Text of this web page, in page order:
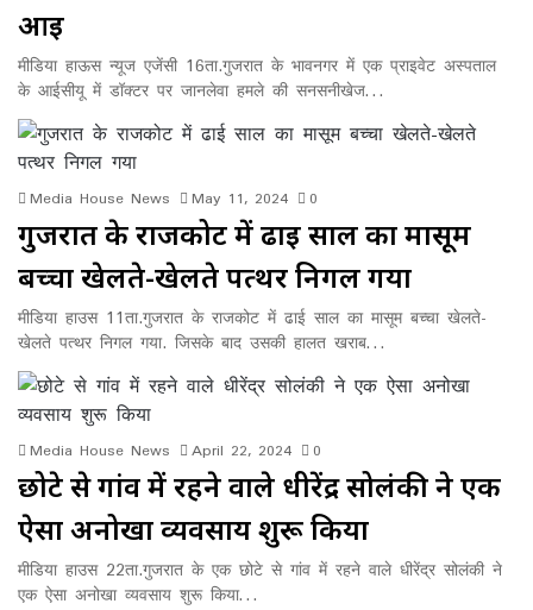
आई
मीडिया हाऊस न्यूज एजेंसी 16ता.गुजरात के भावनगर में एक प्राइवेट अस्पताल
के आईसीयू में डॉक्टर पर जानलेवा हमले की सनसनीखेज…
Media House News May 11, 2024 0
गुजरात के राजकोट में ढाई साल का मासूम
बच्चा खेलते-खेलते पत्थर निगल गया
मीडिया हाउस 11ता.गुजरात के राजकोट में ढाई साल का मासूम बच्चा खेलते-
खेलते पत्थर निगल गया. जिसके बाद उसकी हालत खराब…
Media House News April 22, 2024 0
छोटे से गांव में रहने वाले धीरेंद्र सोलंकी ने एक
ऐसा अनोखा व्यवसाय शुरू किया
मीडिया हाउस 22ता.गुजरात के एक छोटे से गांव में रहने वाले धीरेंद्र सोलंकी ने
एक ऐसा अनोखा व्यवसाय शुरू किया…